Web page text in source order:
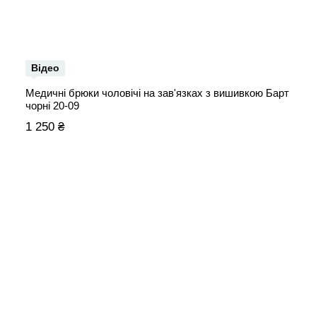
Відео
Медичні брюки чоловічі на зав'язках з вишивкою Барт
чорні 20-09
1 250 ₴